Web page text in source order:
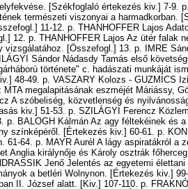
[Székfoglaló értekezés kiv.] 7-9.
természeti viszonyai a harmadkorban.
11-12. p. THANHOFFER Lajos
12. p. THANHOFFER Lajos Az ütér falak
vizsgálatához. [Összefogl.] 13. p. IMRE
Sándor Nádasdy Tamás első
története" c. hadászati munkáját
48-49. p. VASZARY Kolozs - GUZMICS
megalapitásának eszméjét Máriássy,
A szóbeliség, közvetlenség és
kiv.] 51-53. p. SZILÁGYI Ferencz
BALOGH Kálmán Az agy féltekéinek és a
színképéről. [Értekezés kiv.] 60-61. p.
61-64. p. MAYR Aurél A lágy aspiratákról a
Anglia királynője és Károly osztrák
Jenő Jelentés az egyetemi
a betléri Wolnynon. [Értekezés kiv.]
II. József alatt. [Kiv.] 107-110. p.